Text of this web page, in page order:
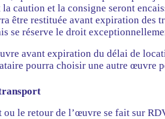
caution et la consigne seront
être restituée avant expiration des
se réserve le droit
avant expiration du délai de
pourra choisir une autre œuvre
ou le retour de l’œuvre se fait sur